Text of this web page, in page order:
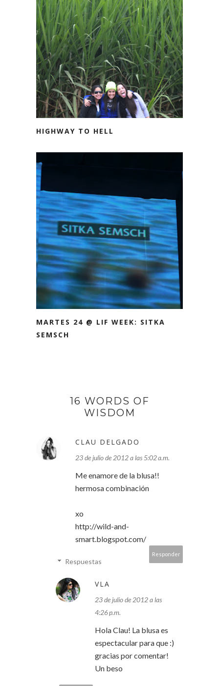
HIGHWAY TO HELL
MARTES 24 @ LIF WEEK: SITKA
SEMSCH
16 WORDS OF
WISDOM
CLAU DELGADO
23 de julio de 2012 a las 5:02 a.m.
Me enamore de la blusa!!
hermosa combinación
xo
http://wild-and-
smart.blogspot.com/
Responder
Respuestas
VLA
23 de julio de 2012 a las
4:26 p.m.
Hola Clau! La blusa es
espectacular para que :)
gracias por comentar!
Un beso